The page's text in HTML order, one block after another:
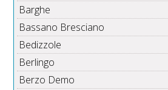
Barghe
Bassano Bresciano
Bedizzole
Berlingo
Berzo Demo